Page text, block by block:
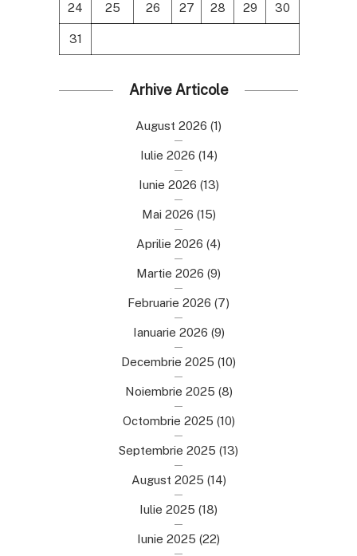
24 25 26 27 28 29 30
31
Arhive Articole
August 2026 (1)
Iulie 2026 (14)
Iunie 2026 (13)
Mai 2026 (15)
Aprilie 2026 (4)
Martie 2026 (9)
Februarie 2026 (7)
Ianuarie 2026 (9)
Decembrie 2025 (10)
Noiembrie 2025 (8)
Octombrie 2025 (10)
Septembrie 2025 (13)
August 2025 (14)
Iulie 2025 (18)
Iunie 2025 (22)